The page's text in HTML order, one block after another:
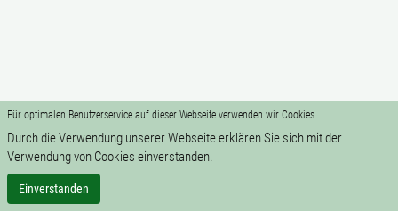
Für optimalen Benutzerservice auf dieser Webseite verwenden wir Cookies.
Durch die Verwendung unserer Webseite erklären Sie sich mit der
Verwendung von Cookies einverstanden.
Einverstanden